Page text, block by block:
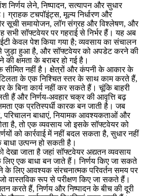
निर्णय लेने, निष्पादन, सत्यापन और सुधार
ग्राहक टचपॉइंट्स, मूल्य निर्धारण और
सूची समायोजन, लॉग संग्रह और विश्लेषण, और
सभी सॉफ्टवेयर पर गहराई से निर्भर हैं। यह अब
केवल पेश किया गया है; व्यवसाय का संचालन
जुड़ा हुआ है, और सॉफ्टवेयर को अपडेट करने की
की क्षमता के बराबर हो गई है।
सीमित नहीं है। क्षेत्रों और कंपनी के आकार के
के एक निश्चित स्तर के साथ काम करते हैं,
के बिना कार्य नहीं कर सकते हैं। चूंकि बाहरी
हैं और निर्णय-अवहार चक्र की आवृत्ति बढ़
एक प्रतिस्पर्धी कारक बन जाती है। जब
परिचालन बाधाएं, नियामक आवश्यकताओं और
है, तो एक व्यवसाय जो इसके सॉफ्टवेयर को
को कार्रवाई में नहीं बदल सकता है, सुधार नहीं
उत्पन्न हो सकती है।
देखा जाता है जहां सॉफ्टवेयर अद्यतन व्यवसाय
के लिए एक बाधा बन जाते हैं। निर्णय किए जा सकते
के लिए आवश्यक संरचनात्मक परिवर्तन समय पर
वास्तविक रूप से परीक्षण किए जा सकते हैं।
करते हैं, निर्णय और निष्पादन के बीच की दूरी